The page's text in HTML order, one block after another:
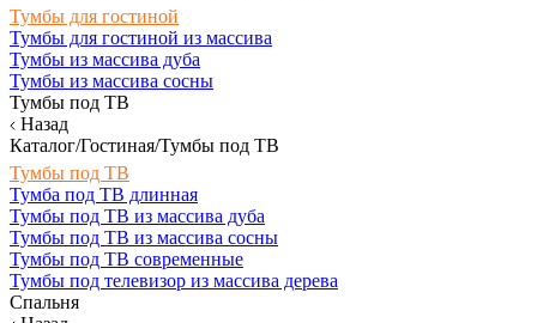
Тумбы для гостиной
Тумбы для гостиной из массива
Тумбы из массива дуба
Тумбы из массива сосны
Тумбы под ТВ
Назад
Каталог/Гостиная/Тумбы под ТВ
Тумбы под ТВ
Тумба под ТВ длинная
Тумбы под ТВ из массива дуба
Тумбы под ТВ из массива сосны
Тумбы под ТВ современные
Тумбы под телевизор из массива дерева
Спальня